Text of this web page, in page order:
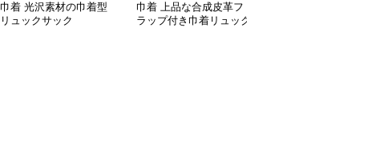
巾着 光沢素材の巾着型
リュックサック
巾着 上品な合成皮革フ
ラップ付き巾着リュック